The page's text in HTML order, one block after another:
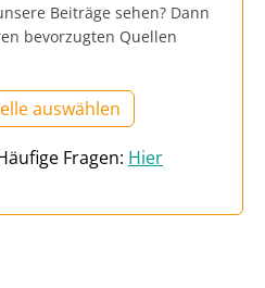
Beiträge sehen? Dann
bevorzugten Quellen
auswählen
Fragen: Hier